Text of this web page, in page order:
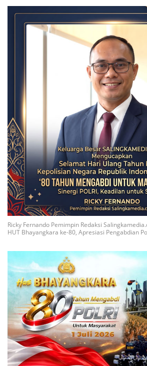
Ricky Fernando Pemimpin Redaksi
HUT Bhayangkara ke-80, Apresiasi Pengabdian